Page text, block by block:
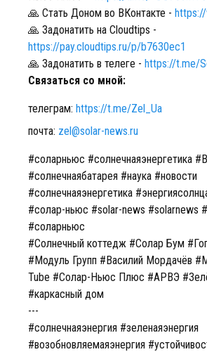
🙏 Стать Доном во ВКонтакте -
🙏 Задонатить на Cloudtips -
https://pay.cloudtips.ru/p/b7630ec1
🙏 Задонатить в телеге - https://t.me/
Связаться со мной:
телеграм: https://t.me/Zel_Ua
почта: zel@solar-news.ru
#соларньюс #солнечнаяэнергетика
#солнечнаябатарея #наука #новости
#солнечнаяэнергетика
#солар-ньюс #solar-news #solarnews
#соларньюс
#Солнечный коттедж #Солар Бум
#Модуль Групп #Василий Мордачёв
Tube #Солар-Ньюс Плюс #АРВЭ
#каркасный дом
---
#солнечнаяэнергия #зеленаяэнергия
#возобновляемаяэнергия